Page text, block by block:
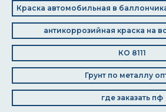
Краска автомобильная в
антикоррозийная краска на
КО 8111
Грунт по металлу
где заказать пф